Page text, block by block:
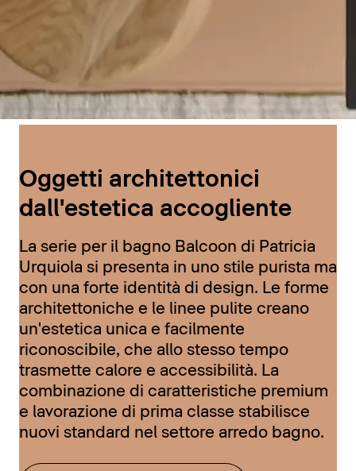
Oggetti architettonici
dall'estetica accogliente
La serie per il bagno Balcoon di Patricia
Urquiola si presenta in uno stile purista ma
con una forte identità di design. Le forme
architettoniche e le linee pulite creano
un'estetica unica e facilmente
riconoscibile, che allo stesso tempo
trasmette calore e accessibilità. La
combinazione di caratteristiche premium
e lavorazione di prima classe stabilisce
nuovi standard nel settore arredo bagno.